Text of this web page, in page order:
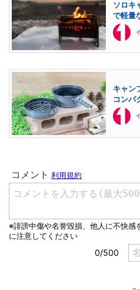
ソロキ
で軽量
キャン
コンパ